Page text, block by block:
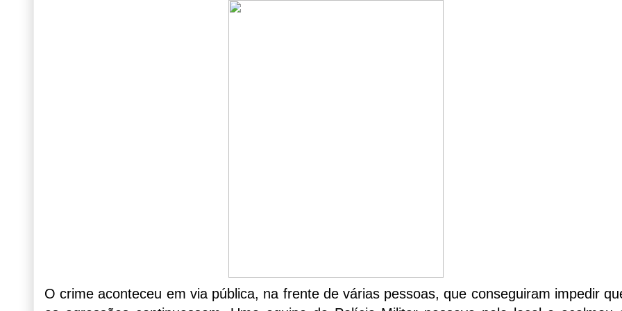
O crime aconteceu em via pública, na frente de várias pessoas, que conseguiram impedir